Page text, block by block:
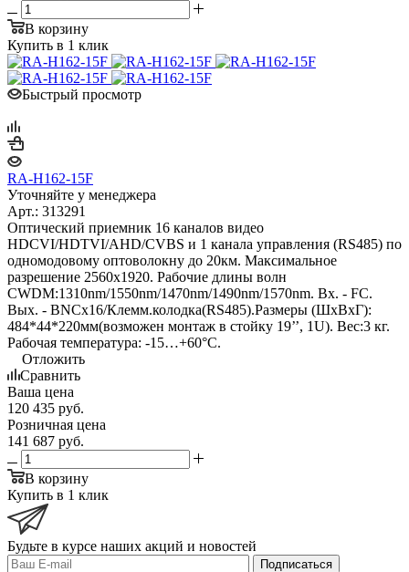
В корзину
Купить в 1 клик
Быстрый просмотр
RA-H162-15F
Уточняйте у менеджера
Арт.: 313291
Оптический приемник 16 каналов видео
HDCVI/HDTVI/AHD/CVBS и 1 канала управления (RS485) по
одномодовому оптоволокну до 20км. Максимальное
разрешение 2560x1920. Рабочие длины волн
CWDM:1310nm/1550nm/1470nm/1490nm/1570nm. Вх. - FC.
Вых. - BNCx16/Клемм.колодка(RS485).Размеры (ШxВxГ):
484*44*220мм(возможен монтаж в стойку 19’’, 1U). Вес:3 кг.
Рабочая температура: -15…+60°С.
Отложить
Сравнить
Ваша цена
120 435 руб.
Розничная цена
141 687 руб.
В корзину
Купить в 1 клик
Будьте в курсе наших акций и новостей
Подписаться